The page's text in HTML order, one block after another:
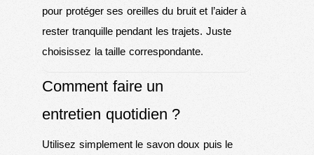
pour protéger ses oreilles du bruit et l’aider à
rester tranquille pendant les trajets. Juste
choisissez la taille correspondante.
Comment faire un
entretien quotidien ?
Utilisez simplement le savon doux puis le